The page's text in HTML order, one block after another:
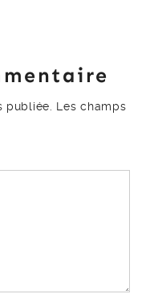
publiée.
Les champs